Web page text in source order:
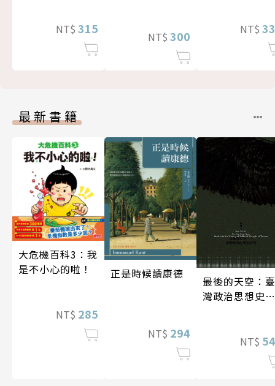
NT$ 315
NT$ 300 NT$
最新書籍
大危機百科3：我
是不小心的啦！
NT$ 285
正是時候讀康德
NT$ 294
最後的天空：臺
灣政治思想史研
NT$